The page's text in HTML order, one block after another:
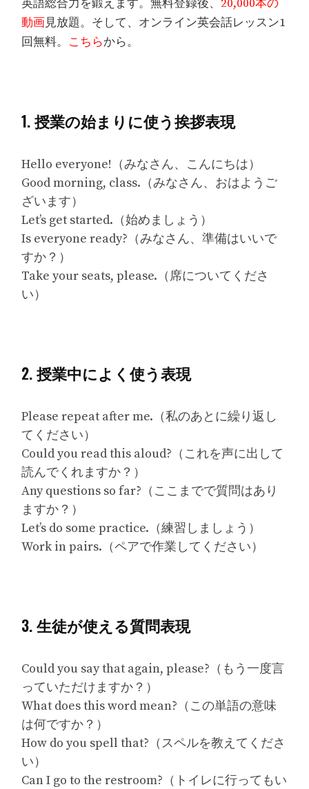
英語総合力を鍛えます。無料登録後、 20,000本の
動画見放題。そして、オンライン英会話レッスン1
回無料。 こちらから。
1. 授業の始まりに使う挨拶表現
Hello everyone!（みなさん、こんにちは）
Good morning, class.（みなさん、おはようご
ざいます）
Let’s get started.（始めましょう）
Is everyone ready?（みなさん、準備はいいで
すか？）
Take your seats, please.（席についてくださ
い）
2. 授業中によく使う表現
Please repeat after me.（私のあとに繰り返し
てください）
Could you read this aloud?（これを声に出して
読んでくれますか？）
Any questions so far?（ここまでで質問はあり
ますか？）
Let’s do some practice.（練習しましょう）
Work in pairs.（ペアで作業してください）
3. 生徒が使える質問表現
Could you say that again, please?（もう一度言
っていただけますか？）
What does this word mean?（この単語の意味
は何ですか？）
How do you spell that?（スペルを教えてくださ
い）
Can I go to the restroom?（トイレに行ってもい